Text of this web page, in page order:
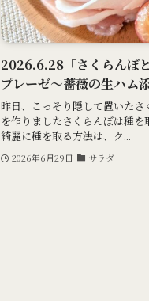
2026.6.28「さくらんぼ
プレーゼ～薔薇の生ハム
昨日、こっそり隠して置いた
を作りましたさくらんぼは種
綺麗に種を取る方法は、ク...
2026年6月29日 サラダ